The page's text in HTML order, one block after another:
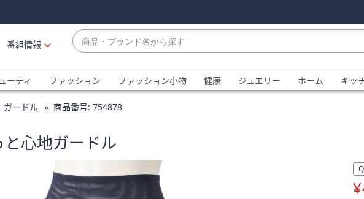
番組情報
商
品・
ラ
ン
ド
か
す
補
が
利
能
場
合、
ーティ ファッション ファッション小物 健康 ジュエリー ホーム キッ
ガードル 商品番号: 754878
心地ガードル